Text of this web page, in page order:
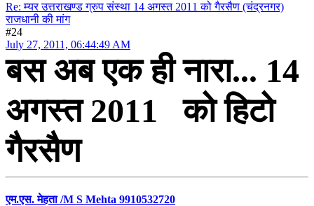
Re: म्यर उत्तराखण्ड ग्रुप संस्था 14 अगस्त 2011 को गैरसैण (चंद्रनगर)
राजधानी की मांग
#24
July 27, 2011, 06:44:49 AM
बस अब एक ही नारा... 14
अगस्त 2011 को हिटो
गैरसैण
एम.एस. मेहता /M S Mehta 9910532720